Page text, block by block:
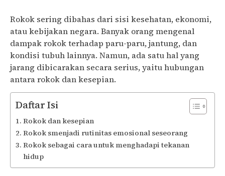
Rokok sering dibahas dari sisi kesehatan, ekonomi,
atau kebijakan negara. Banyak orang mengenal
dampak rokok terhadap paru-paru, jantung, dan
kondisi tubuh lainnya. Namun, ada satu hal yang
jarang dibicarakan secara serius, yaitu hubungan
antara rokok dan kesepian.
Daftar Isi
Rokok dan kesepian
Rokok smenjadi rutinitas emosional seseorang
Rokok sebagai cara untuk menghadapi tekanan
hidup